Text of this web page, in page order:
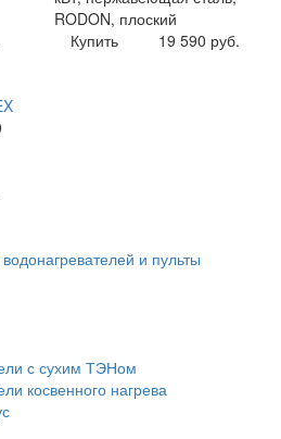
RODON, плоский
Купить
19 590 руб.
и пульты
с сухим ТЭНом
косвенного нагрева